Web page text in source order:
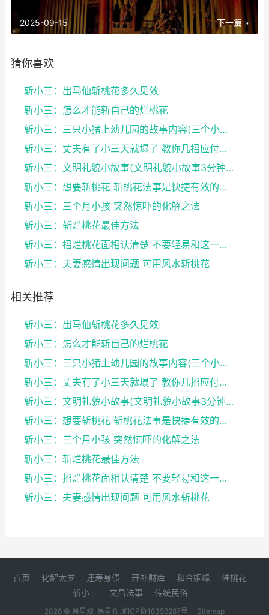
下一篇 »
2025-09-15
猜你喜欢
斩小三：出马仙斩桃花多久见效
斩小三：怎么才能斩自己的烂桃花
斩小三：三只小猪上幼儿园的故事内容(三个小猪上幼...
斩小三：丈夫有了小三天就塌了 教你几招应付小三的...
斩小三：文明礼貌小故事(文明礼貌小故事3分钟左右...
斩小三：想要斩桃花 斩桃花法事是快捷有效的方法
斩小三：三个月小孩 突然惊吓的化解之法
斩小三：斩烂桃花最佳方法
斩小三：招烂桃花面相认清楚 不要轻易和这一类人谈...
斩小三：夫妻感情出现问题 可用风水斩桃花
相关推荐
斩小三：出马仙斩桃花多久见效
斩小三：怎么才能斩自己的烂桃花
斩小三：三只小猪上幼儿园的故事内容(三个小猪上幼...
斩小三：丈夫有了小三天就塌了 教你几招应付小三的...
斩小三：文明礼貌小故事(文明礼貌小故事3分钟左右...
斩小三：想要斩桃花 斩桃花法事是快捷有效的方法
斩小三：三个月小孩 突然惊吓的化解之法
斩小三：斩烂桃花最佳方法
斩小三：招烂桃花面相认清楚 不要轻易和这一类人谈...
斩小三：夫妻感情出现问题 可用风水斩桃花
首页 化解太岁 还寿身债 开补财库 和合姻缘
催桃花
斩小三
文昌法事 传统民俗
2026 © 易星观 易星观 渝ICP备16356287号 Sitemap